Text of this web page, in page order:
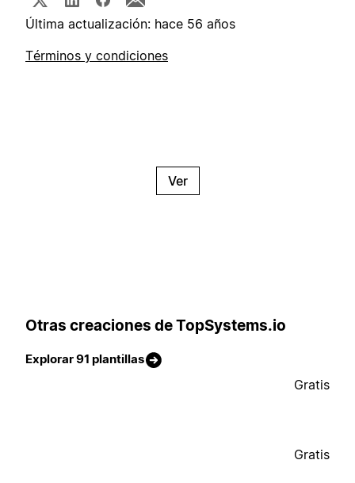
Última actualización: hace 56 años
Términos y condiciones
Ver
Otras creaciones de TopSystems.io
Explorar 91 plantillas
Gratis
Gratis